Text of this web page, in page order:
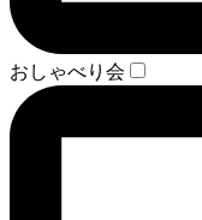
おしゃべり会